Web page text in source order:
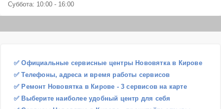
Суббота: 10:00 - 16:00
✅ Официальные сервисные центры Нововятка в Кирове
✅ Телефоны, адреса и время работы сервисов
✅ Ремонт Нововятка в Кирове - 3 сервисов на карте
✅ Выберите наиболее удобный центр для себя